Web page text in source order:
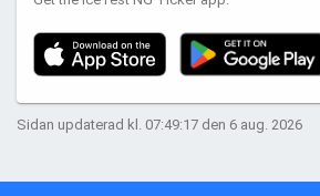
Sidan updaterad kl. 07:49:17 den 6 aug. 2026